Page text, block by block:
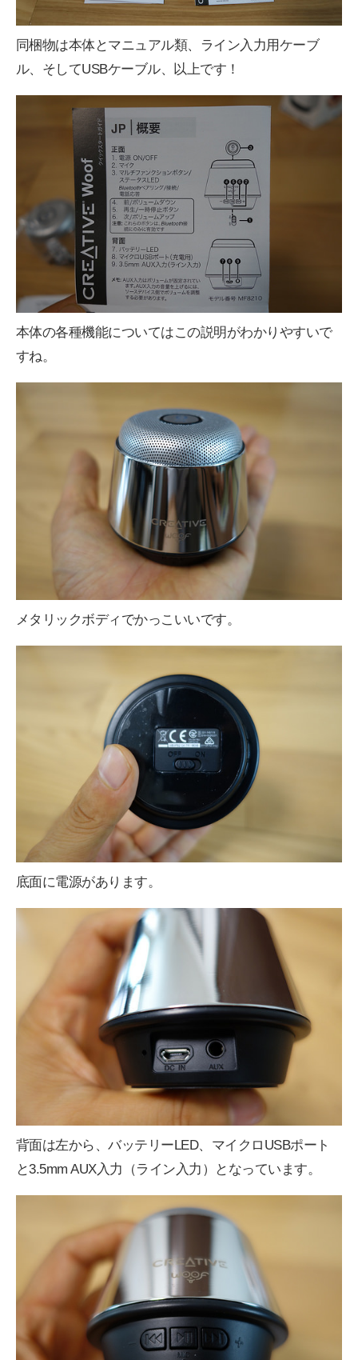
同梱物は本体とマニュアル類、ライン入力用ケーブ
ル、そしてUSBケーブル、以上です！
本体の各種機能についてはこの説明がわかりやすいで
すね。
メタリックボディでかっこいいです。
底面に電源があります。
背面は左から、バッテリーLED、マイクロUSBポート
と3.5mm AUX入力（ライン入力）となっています。